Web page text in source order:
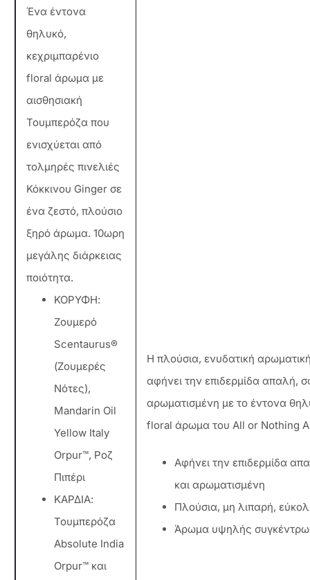
Ένα έντονα
θηλυκό,
κεχριμπαρένιο
floral άρωμα με
αισθησιακή
Τουμπερόζα που
ενισχύεται από
τολμηρές πινελιές
Κόκκινου Ginger σε
ένα ζεστό, πλούσιο
ξηρό άρωμα. 10ωρη
μεγάλης διάρκειας
ποιότητα.
ΚΟΡΥΦΗ:
Ζουμερό
Scentaurus®
(Ζουμερές
Νότες),
Mandarin Oil
Yellow Italy
Orpur™, Ροζ
Πιπέρι
ΚΑΡΔΙΑ:
Τουμπερόζα
Absolute India
Orpur™ και
Η πλούσια, ενυδατική
αφήνει την επιδερμίδα απαλή,
αρωματισμένη με το έντονα
floral άρωμα του All or Nothing
Αφήνει την επιδερμίδα
και αρωματισμένη
Πλούσια, μη λιπαρή,
Άρωμα υψηλής